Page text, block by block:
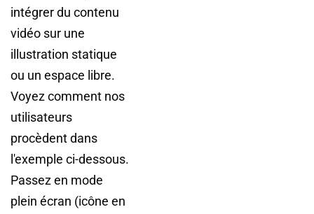
intégrer du contenu
vidéo sur une
illustration statique
ou un espace libre.
Voyez comment nos
utilisateurs
procèdent dans
l'exemple ci-dessous.
Passez en mode
plein écran (icône en